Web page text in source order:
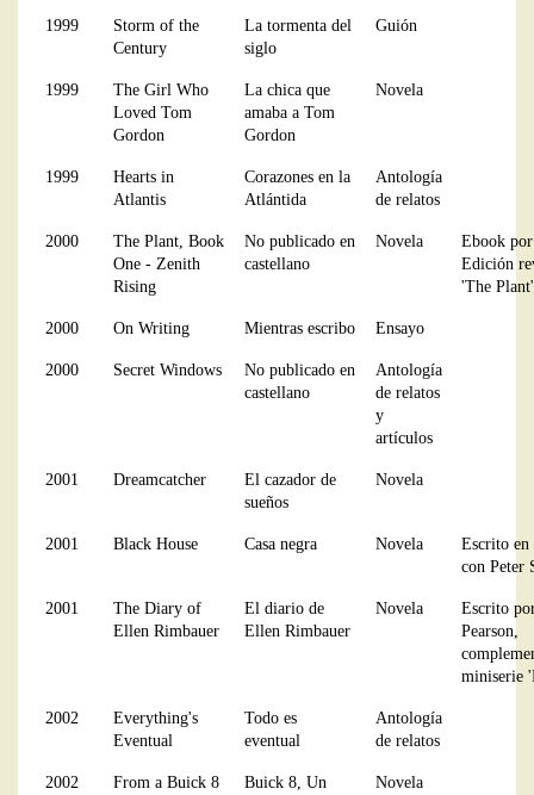
1999
Storm of the
Century
La tormenta del
siglo
Guión
1999
The Girl Who
Loved Tom
Gordon
La chica que
amaba a Tom
Gordon
Novela
1999
Hearts in
Atlantis
Corazones en la
Atlántida
Antología
de relatos
2000
The Plant, Book
One - Zenith
Rising
No publicado en
castellano
Novela
Ebook
Edición
'The Plant'
2000 On Writing Mientras escribo Ensayo
2000 Secret Windows
No publicado en
castellano
Antología
de relatos
y
artículos
2001 Dreamcatcher
El cazador de
sueños
Novela
2001 Black House Casa negra Novela
Escrito en
con Peter
2001
The Diary of
Ellen Rimbauer
El diario de
Ellen Rimbauer
Novela
Escrito
Pearson,
miniserie
2002
Everything's
Eventual
Todo es
eventual
Antología
de relatos
2002 From a Buick 8
Buick 8, Un
Novela